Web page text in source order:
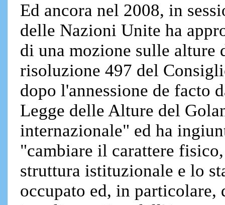
Ed ancora nel 2008, in
delle Nazioni Unite ha
di una mozione sulle alture
risoluzione 497 del
dopo l'annessione de facto
Legge delle Alture del
internazionale" ed ha
"cambiare il carattere
struttura istituzionale e lo
occupato ed, in particolare,